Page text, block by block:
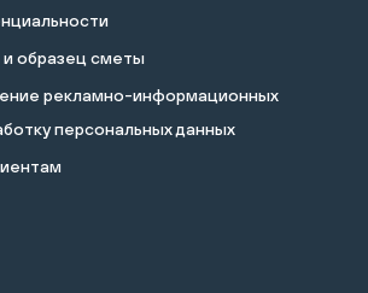
образец сметы
рекламно-информационных
персональных данных